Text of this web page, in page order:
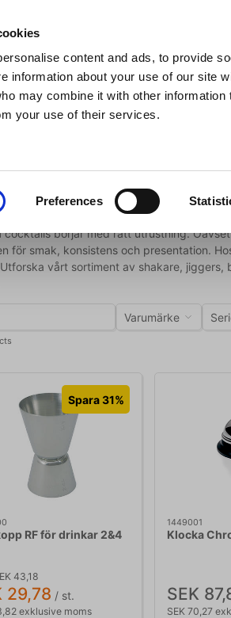
content and ads, to provide
information about your use of our site
may combine it with other information
your use of their services.
Preferences
Grillar Köksmaskiner
cocktails börjar med rätt utrustning.
för smak, konsistens och presentation.
vårt sortiment av shakare,
Varumärke
Spara 31%
RF för drinkar 2&4
43,18
29,78 / st.
exklusive moms
1449001
Klocka
SEK
SEK 70,27